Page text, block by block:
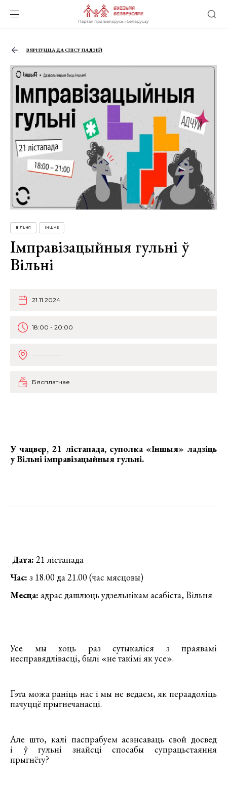
ВЯРНУЦЦА ДА СПІСУ ПАДЗЕЙ
ВІЛЬНЯ ІНШАЕ
Імправізацыйныя гульні ў
Вільні
21.11.2024
18:00 - 20:00
------------
Бясплатнае
У чацвер, 21 лістапада, суполка «Іншыя» ладзіць
у Вільні імправізацыйныя гульні.
Дата: 21 лістапада
Час: з 18.00 да 21.00 (час мясцовы)
Месца: адрас дашлюць удзельнікам асабіста, Вільня
Усе мы хоць раз сутыкаліся з праявамі
несправядлівасці, былі «не такімі як усе».
Гэта можа раніць нас і мы не ведаем, як пераадоліць
пачуццё прыгнечанасці.
Але што, калі паспрабуем асэнсаваць свой досвед
і ў гульні знайсці спосабы супрацьстаяння
прыгнёту?